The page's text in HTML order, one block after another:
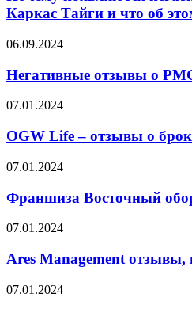
отзывы
о
Тайги
что
этом
партнёры
Каркас Тайги и что об
Негативные
о
PMGO:
правда
миф?
06.09.2024
Негативные отзывы о
OGW
–
о
07.01.2024
OGW Life – отзывы о
Франшиза
оборот,
отзывы
07.01.2024
Франшиза Восточный
Ares
отзывы,
платят
или
нет?
07.01.2024
Ares Management отзывы,
GuardCapital
07.01.2024